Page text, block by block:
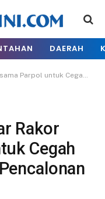
DAERAH
Sengketa Tahapan Pencalonan Pemilu
Rakor
Cegah